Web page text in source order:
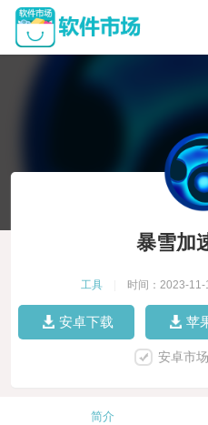
暴雪加
工具 时间：2023-11-
安卓下载 苹
安卓市
简介